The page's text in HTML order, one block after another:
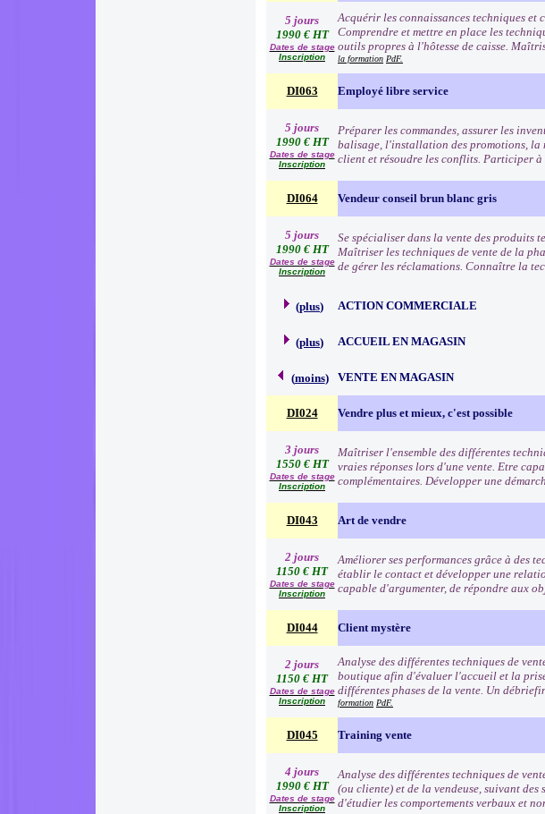
5 jours
1990 € HT
Dates de stage
Inscription
Acquérir les connaissances techniques et
Comprendre et mettre en place les
outils propres à l'hôtesse de caisse.
la formation PdF.
DI063 Employé libre service
5 jours
1990 € HT
Dates de stage
Inscription
Préparer les commandes, assurer les
balisage, l'installation des promotions, la
client et résoudre les conflits. Participer
DI064 Vendeur conseil brun blanc gris
5 jours
1990 € HT
Dates de stage
Inscription
Se spécialiser dans la vente des produits
Maîtriser les techniques de vente de la
de gérer les réclamations. Connaître la
(plus) ACTION COMMERCIALE
(plus) ACCUEIL EN MAGASIN
(moins) VENTE EN MAGASIN
DI024 Vendre plus et mieux, c'est possible
3 jours
1550 € HT
Dates de stage
Inscription
Maîtriser l'ensemble des différentes
vraies réponses lors d'une vente. Etre
complémentaires. Développer une
DI043 Art de vendre
2 jours
1150 € HT
Dates de stage
Inscription
Améliorer ses performances grâce à des
établir le contact et développer une
capable d'argumenter, de répondre aux
DI044 Client mystère
2 jours
1150 € HT
Dates de stage
Inscription
Analyse des différentes techniques de
boutique afin d'évaluer l'accueil et la
différentes phases de la vente. Un
formation PdF.
DI045 Training vente
4 jours
1990 € HT
Dates de stage
Inscription
Analyse des différentes techniques de
(ou cliente) et de la vendeuse, suivant
d'étudier les comportements verbaux et